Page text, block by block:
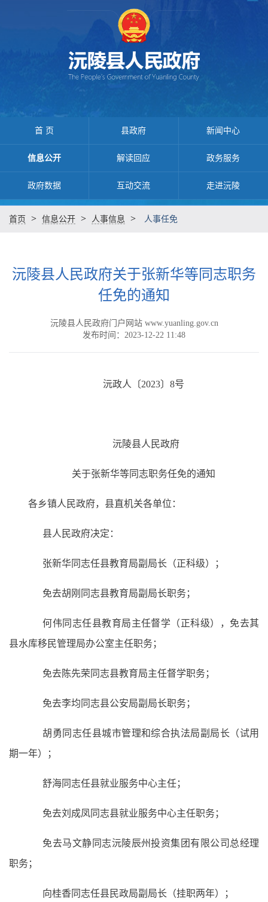
首 页 县政府 新闻中心
信息公开 解读回应 政务服务
政府数据 互动交流 走进沅陵
首页 > 信息公开 > 人事信息 > 人事任免
沅陵县人民政府关于张新华等同志职务
任免的通知
沅陵县人民政府门户网站 www.yuanling.gov.cn
发布时间：2023-12-22 11:48
沅政人〔2023〕8号
沅陵县人民政府
关于张新华等同志职务任免的通知
各乡镇人民政府，县直机关各单位：
县人民政府决定：
张新华同志任县教育局副局长（正科级）；
免去胡刚同志县教育局副局长职务；
何伟同志任县教育局主任督学（正科级），免去其
县水库移民管理局办公室主任职务；
免去陈先荣同志县教育局主任督学职务；
免去李均同志县公安局副局长职务；
胡勇同志任县城市管理和综合执法局副局长（试用
期一年）；
舒海同志任县就业服务中心主任；
免去刘成凤同志县就业服务中心主任职务；
免去马文静同志沅陵辰州投资集团有限公司总经理
职务；
向桂香同志任县民政局副局长（挂职两年）；